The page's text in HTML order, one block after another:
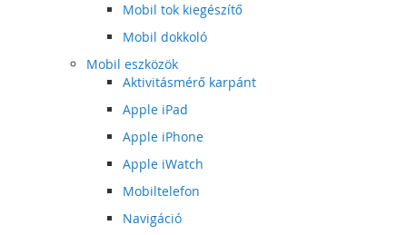
Mobil tok kiegészítő
Mobil dokkoló
Mobil eszközök
Aktivitásmérő karpánt
Apple iPad
Apple iPhone
Apple iWatch
Mobiltelefon
Navigáció